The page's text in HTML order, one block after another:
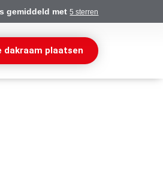
gemiddeld met5 sterren
dakraam plaatsen